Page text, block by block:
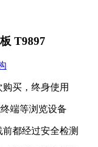
T9897
买，终身使用
端等浏览设备
都经过安全检测